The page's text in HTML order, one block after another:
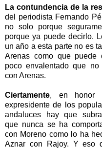
La contundencia de la
del periodista Fernando
no solo porque
porque ya puede decirlo.
un año a esta parte no es
Arenas como que puede
poco envalentado que no
con Arenas.
Ciertamente, en honor
expresidente de los
andaluces hay que
que nunca se ha
con Moreno como lo ha
Aznar con Rajoy. Y eso